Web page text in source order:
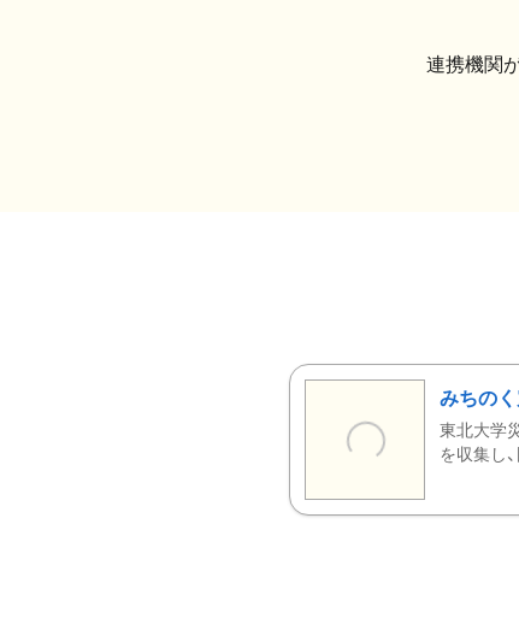
連携機関
みちの
東北大学
を収集し